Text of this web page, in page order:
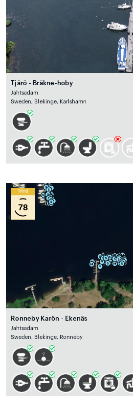
Tjärö - Bräkne-hoby
Jahtsadam
Sweden, Blekinge, Karlshamn
Wind
78
Ronneby Karön - Ekenäs
Jahtsadam
Sweden, Blekinge, Ronneby